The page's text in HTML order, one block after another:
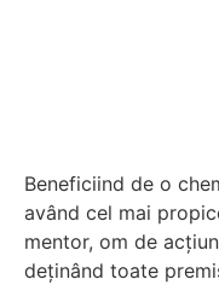
Beneficiind de o
având cel mai
mentor, om de
deținând toate